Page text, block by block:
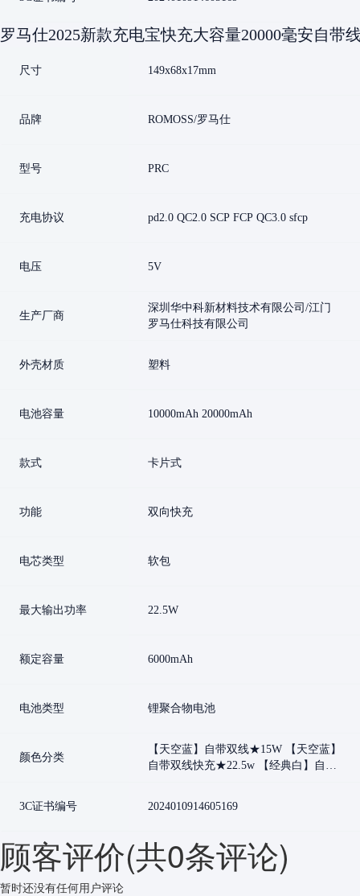
用苹果16全系列】★22.5w自带双线★P
★适用苹果16全系列】★22.5w自带双
典白自带双线快充★15w 【来图定制】
定制】天空蓝自带双线快充★22.5w
【芋泥紫】自带双线快充★22.5W 【少
罗马仕2025新款充电宝快充大容量20000毫安自带
尺寸 149x68x17mm
品牌 ROMOSS/罗马仕
型号 PRC
充电协议 pd2.0 QC2.0 SCP FCP QC3.0 sfcp
电压 5V
生产厂商
深圳华中科新材料技术有限公司/江门
罗马仕科技有限公司
外壳材质 塑料
电池容量 10000mAh 20000mAh
款式 卡片式
功能 双向快充
电芯类型 软包
最大输出功率 22.5W
额定容量 6000mAh
电池类型 锂聚合物电池
颜色分类
【天空蓝】自带双线★15W 【天空蓝】
自带双线快充★22.5w 【经典白】自带
用苹果16全系列】★22.5w自带双线★P
★适用苹果16全系列】★22.5w自带双
线★PD20W可充平板 【来图定制】经
典白自带双线快充★15w 【来图定制】
3C证书编号 2024010914605169
顾客评价(共0条评论)
暂时还没有任何用户评论